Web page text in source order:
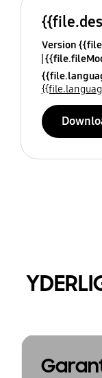
Version